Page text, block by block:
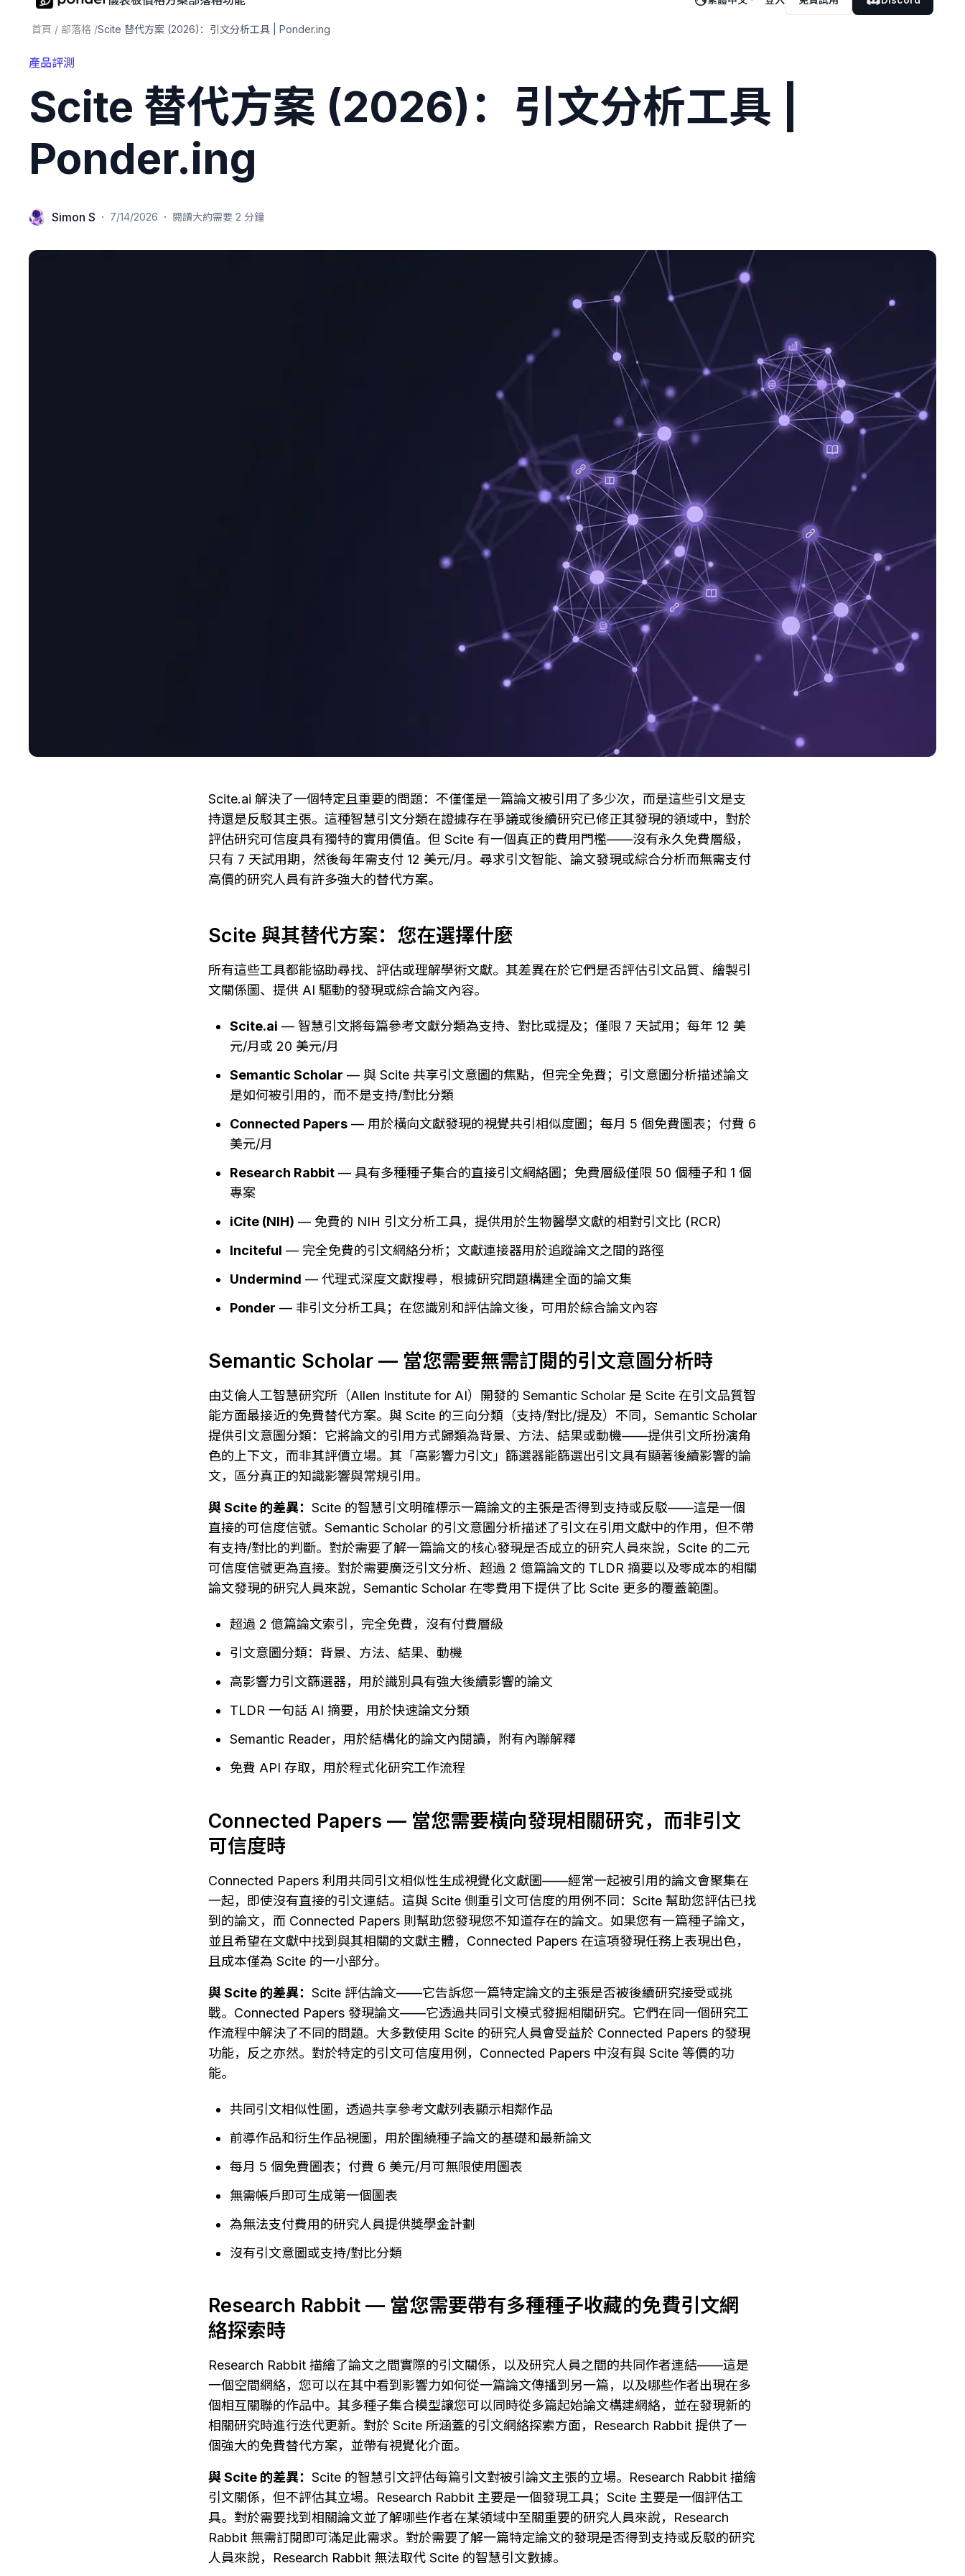
首頁 / 部落格 /Scite 替代方案 (2026)：引文分析工具 | Ponder.ing
產品評測
Scite 替代方案 (2026)：引文分析工具 |
Ponder.ing
Simon S · 7/14/2026 · 閱讀大約需要 2 分鐘
Scite.ai 解決了一個特定且重要的問題：不僅僅是一篇論文被引用了多少次，而是這些引文是支
持還是反駁其主張。這種智慧引文分類在證據存在爭議或後續研究已修正其發現的領域中，對於
評估研究可信度具有獨特的實用價值。但 Scite 有一個真正的費用門檻——沒有永久免費層級，
只有 7 天試用期，然後每年需支付 12 美元/月。尋求引文智能、論文發現或綜合分析而無需支付
高價的研究人員有許多強大的替代方案。
Scite 與其替代方案：您在選擇什麼
所有這些工具都能協助尋找、評估或理解學術文獻。其差異在於它們是否評估引文品質、繪製引
文關係圖、提供 AI 驅動的發現或綜合論文內容。
Scite.ai — 智慧引文將每篇參考文獻分類為支持、對比或提及；僅限 7 天試用；每年 12 美
元/月或 20 美元/月
Semantic Scholar — 與 Scite 共享引文意圖的焦點，但完全免費；引文意圖分析描述論文
是如何被引用的，而不是支持/對比分類
Connected Papers — 用於橫向文獻發現的視覺共引相似度圖；每月 5 個免費圖表；付費 6
美元/月
Research Rabbit — 具有多種種子集合的直接引文網絡圖；免費層級僅限 50 個種子和 1 個
專案
iCite (NIH) — 免費的 NIH 引文分析工具，提供用於生物醫學文獻的相對引文比 (RCR)
Inciteful — 完全免費的引文網絡分析；文獻連接器用於追蹤論文之間的路徑
Undermind — 代理式深度文獻搜尋，根據研究問題構建全面的論文集
Ponder — 非引文分析工具；在您識別和評估論文後，可用於綜合論文內容
Semantic Scholar — 當您需要無需訂閱的引文意圖分析時
由艾倫人工智慧研究所（Allen Institute for AI）開發的 Semantic Scholar 是 Scite 在引文品質智
能方面最接近的免費替代方案。與 Scite 的三向分類（支持/對比/提及）不同，Semantic Scholar
提供引文意圖分類：它將論文的引用方式歸類為背景、方法、結果或動機——提供引文所扮演角
色的上下文，而非其評價立場。其「高影響力引文」篩選器能篩選出引文具有顯著後續影響的論
文，區分真正的知識影響與常規引用。
與 Scite 的差異： Scite 的智慧引文明確標示一篇論文的主張是否得到支持或反駁——這是一個
直接的可信度信號。Semantic Scholar 的引文意圖分析描述了引文在引用文獻中的作用，但不帶
有支持/對比的判斷。對於需要了解一篇論文的核心發現是否成立的研究人員來說，Scite 的二元
可信度信號更為直接。對於需要廣泛引文分析、超過 2 億篇論文的 TLDR 摘要以及零成本的相關
論文發現的研究人員來說，Semantic Scholar 在零費用下提供了比 Scite 更多的覆蓋範圍。
超過 2 億篇論文索引，完全免費，沒有付費層級
引文意圖分類：背景、方法、結果、動機
高影響力引文篩選器，用於識別具有強大後續影響的論文
TLDR 一句話 AI 摘要，用於快速論文分類
Semantic Reader，用於結構化的論文內閱讀，附有內聯解釋
免費 API 存取，用於程式化研究工作流程
Connected Papers — 當您需要橫向發現相關研究，而非引文
可信度時
Connected Papers 利用共同引文相似性生成視覺化文獻圖——經常一起被引用的論文會聚集在
一起，即使沒有直接的引文連結。這與 Scite 側重引文可信度的用例不同：Scite 幫助您評估已找
到的論文，而 Connected Papers 則幫助您發現您不知道存在的論文。如果您有一篇種子論文，
並且希望在文獻中找到與其相關的文獻主體，Connected Papers 在這項發現任務上表現出色，
且成本僅為 Scite 的一小部分。
與 Scite 的差異： Scite 評估論文——它告訴您一篇特定論文的主張是否被後續研究接受或挑
戰。Connected Papers 發現論文——它透過共同引文模式發掘相關研究。它們在同一個研究工
作流程中解決了不同的問題。大多數使用 Scite 的研究人員會受益於 Connected Papers 的發現
功能，反之亦然。對於特定的引文可信度用例，Connected Papers 中沒有與 Scite 等價的功
能。
共同引文相似性圖，透過共享參考文獻列表顯示相鄰作品
前導作品和衍生作品視圖，用於圍繞種子論文的基礎和最新論文
每月 5 個免費圖表；付費 6 美元/月可無限使用圖表
無需帳戶即可生成第一個圖表
為無法支付費用的研究人員提供獎學金計劃
沒有引文意圖或支持/對比分類
Research Rabbit — 當您需要帶有多種種子收藏的免費引文網
絡探索時
Research Rabbit 描繪了論文之間實際的引文關係，以及研究人員之間的共同作者連結——這是
一個空間網絡，您可以在其中看到影響力如何從一篇論文傳播到另一篇，以及哪些作者出現在多
個相互關聯的作品中。其多種子集合模型讓您可以同時從多篇起始論文構建網絡，並在發現新的
相關研究時進行迭代更新。對於 Scite 所涵蓋的引文網絡探索方面，Research Rabbit 提供了一
個強大的免費替代方案，並帶有視覺化介面。
與 Scite 的差異： Scite 的智慧引文評估每篇引文對被引論文主張的立場。Research Rabbit 描繪
引文關係，但不評估其立場。Research Rabbit 主要是一個發現工具；Scite 主要是一個評估工
具。對於需要找到相關論文並了解哪些作者在某領域中至關重要的研究人員來說，Research
Rabbit 無需訂閱即可滿足此需求。對於需要了解一篇特定論文的發現是否得到支持或反駁的研究
人員來說，Research Rabbit 無法取代 Scite 的智慧引文數據。